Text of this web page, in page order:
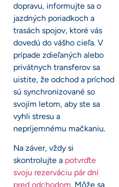
dopravu, informujte sa o
jazdných poriadkoch a
trasách spojov, ktoré vás
dovedú do vášho cieľa. V
prípade zdieľaných alebo
privátnych transferov sa
uistite, že odchod a príchod
sú synchronizované so
svojím letom, aby ste sa
vyhli stresu a
nepríjemnému mačkaniu.
Na záver, vždy si
skontrolujte a potvrďte
svoju rezerváciu pár dní
pred odchodom. Môže sa